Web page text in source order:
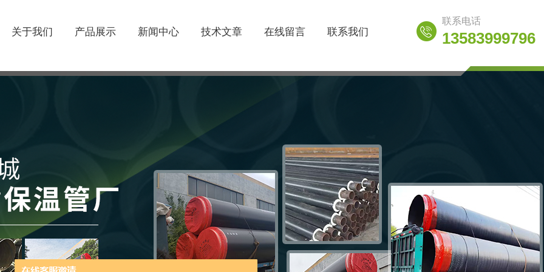
关于我们 产品展示 新闻中心 技术文章 在线留言 联系我们
联系电话
13583999796